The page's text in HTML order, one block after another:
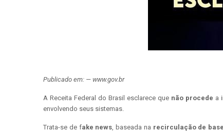
Publicado em: — www.gov.br
A Receita Federal do Brasil esclarece que não procede a
envolvendo seus sistemas.
Trata-se de fake news, baseada na recirculação de